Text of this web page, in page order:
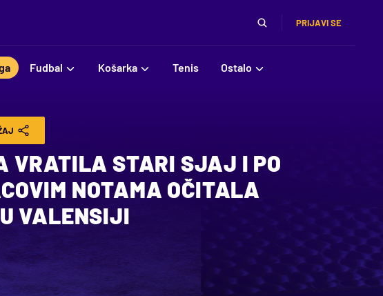
PRIJAVI SE
Fudbal Košarka Tenis Ostalo
VRATILA STARI SJAJ I PO
NOTAMA OČITALA
VALENSIJI